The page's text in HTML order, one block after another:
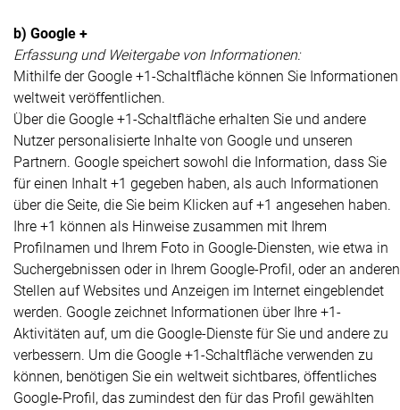
b) Google +
Erfassung und Weitergabe von Informationen:
Mithilfe der Google +1-Schaltfläche können Sie Informationen
weltweit veröffentlichen.
Über die Google +1-Schaltfläche erhalten Sie und andere
Nutzer personalisierte Inhalte von Google und unseren
Partnern. Google speichert sowohl die Information, dass Sie
für einen Inhalt +1 gegeben haben, als auch Informationen
über die Seite, die Sie beim Klicken auf +1 angesehen haben.
Ihre +1 können als Hinweise zusammen mit Ihrem
Profilnamen und Ihrem Foto in Google-Diensten, wie etwa in
Suchergebnissen oder in Ihrem Google-Profil, oder an anderen
Stellen auf Websites und Anzeigen im Internet eingeblendet
werden. Google zeichnet Informationen über Ihre +1-
Aktivitäten auf, um die Google-Dienste für Sie und andere zu
verbessern. Um die Google +1-Schaltfläche verwenden zu
können, benötigen Sie ein weltweit sichtbares, öffentliches
Google-Profil, das zumindest den für das Profil gewählten